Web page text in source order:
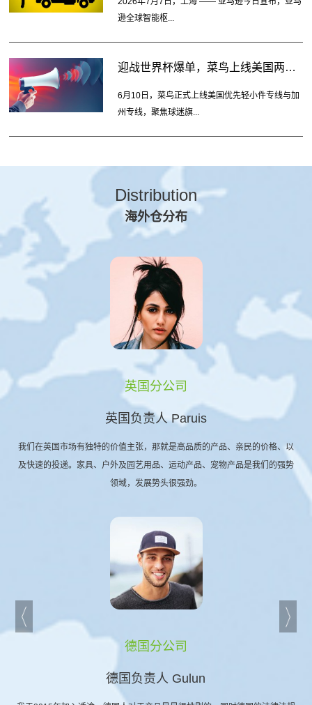
逊全球智能枢...
迎战世界杯爆单，菜鸟上线美国两大...
6月10日，菜鸟正式上线美国优先轻小件专线与加
州专线，聚焦球迷旗...
Distribution
海外仓分布
英国分公司
英国负责人 Paruis
我们在英国市场有独特的价值主张，那就是高品质的产品、亲民的价格、以
及快速的投递。家具、户外及园艺用品、运动产品、宠物产品是我们的强势
领域，发展势头很强劲。
德国分公司
德国负责人 Gulun